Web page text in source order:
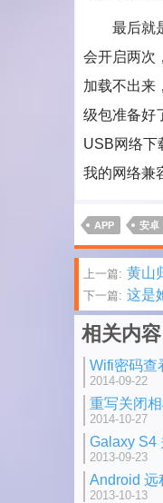
最后就是
会开启两次
加载不出来
级包准备好
USB网络下
我的网络兼
APP 安卓
文
章
分
页
上一篇: 黄山
下一篇: 这是
相关内容
Wifi密码查
2014-09-22
重写关闭
2014-10-27
Galaxy S4
2013-09-23
Android 远
2013-10-13